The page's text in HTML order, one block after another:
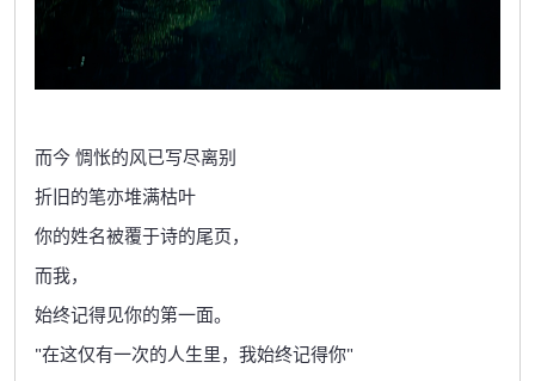
而今 惆怅的风已写尽离别
折旧的笔亦堆满枯叶
你的姓名被覆于诗的尾页，
而我，
始终记得见你的第一面。
"在这仅有一次的人生里，我始终记得你"